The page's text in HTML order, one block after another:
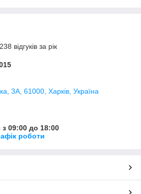
відгуків за рік
3А, 61000, Харків, Україна
09:00 до 18:00
роботи